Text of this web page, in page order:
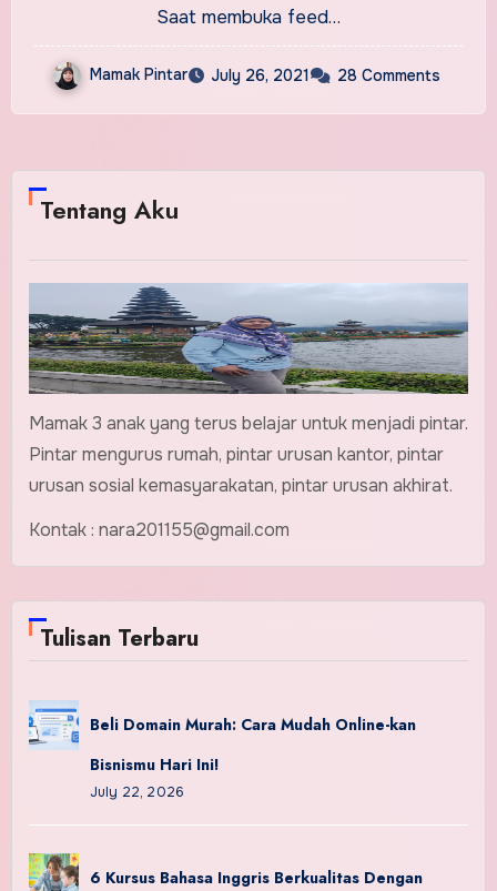
Saat membuka feed…
Mamak Pintar July 26, 2021 28 Comments
Tentang Aku
Mamak 3 anak yang terus belajar untuk menjadi pintar.
Pintar mengurus rumah, pintar urusan kantor, pintar
urusan sosial kemasyarakatan, pintar urusan akhirat.
Kontak : nara201155@gmail.com
Tulisan Terbaru
Beli Domain Murah: Cara Mudah Online-kan
Bisnismu Hari Ini!
July 22, 2026
6 Kursus Bahasa Inggris Berkualitas Dengan